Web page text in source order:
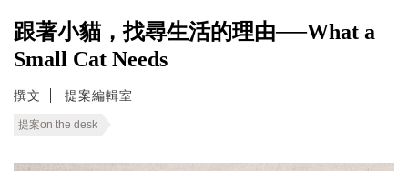
跟著小貓，找尋生活的理由──What a
Small Cat Needs
撰文 提案編輯室
提案on the desk